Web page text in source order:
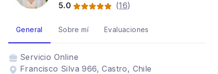
5.0
(16)
General Sobre mí Evaluaciones
Servicio Online
Francisco Silva 966, Castro, Chile